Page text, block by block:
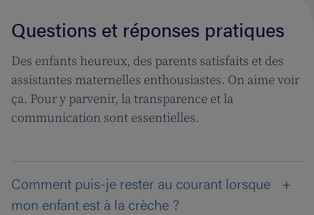
Questions et réponses pratiques
Des enfants heureux, des parents satisfaits et des
assistantes maternelles enthousiastes. On aime voir
ça. Pour y parvenir, la transparence et la
communication sont essentielles.
Comment puis-je rester au courant lorsque
mon enfant est à la crèche ?